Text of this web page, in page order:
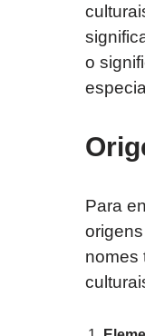
o
Para
nomes